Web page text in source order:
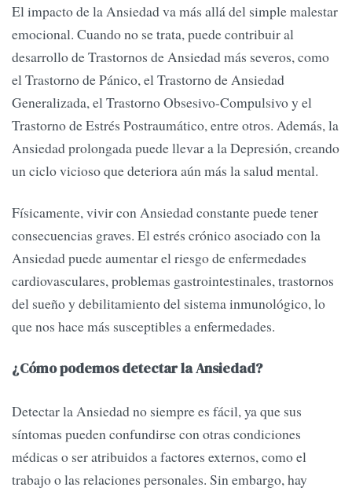
El impacto de la Ansiedad va más allá del simple malestar
emocional. Cuando no se trata, puede contribuir al
desarrollo de Trastornos de Ansiedad más severos, como
el Trastorno de Pánico, el Trastorno de Ansiedad
Generalizada, el Trastorno Obsesivo-Compulsivo y el
Trastorno de Estrés Postraumático, entre otros. Además, la
Ansiedad prolongada puede llevar a la Depresión, creando
un ciclo vicioso que deteriora aún más la salud mental.
Físicamente, vivir con Ansiedad constante puede tener
consecuencias graves. El estrés crónico asociado con la
Ansiedad puede aumentar el riesgo de enfermedades
cardiovasculares, problemas gastrointestinales, trastornos
del sueño y debilitamiento del sistema inmunológico, lo
que nos hace más susceptibles a enfermedades.
¿Cómo podemos detectar la Ansiedad?
Detectar la Ansiedad no siempre es fácil, ya que sus
síntomas pueden confundirse con otras condiciones
médicas o ser atribuidos a factores externos, como el
trabajo o las relaciones personales. Sin embargo, hay